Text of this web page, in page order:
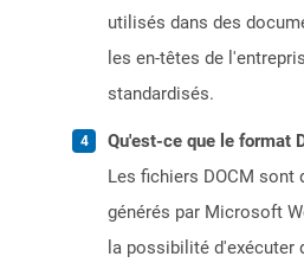
utilisés dans des
les en-têtes de
standardisés.
Qu'est-ce que le format
Les fichiers DOCM sont
générés par Microsoft
la possibilité d'exécuter